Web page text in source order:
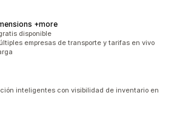
+more
disponible
empresas de transporte y tarifas en vivo
inteligentes con visibilidad de inventario en